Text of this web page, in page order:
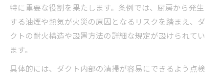
特に重要な役割を果たします。条例では、厨房から発生
する油煙や熱気が火災の原因となるリスクを踏まえ、ダ
クトの耐火構造や設置方法の詳細な規定が設けられてい
ます。
具体的には、ダクト内部の清掃が容易にできるよう点検